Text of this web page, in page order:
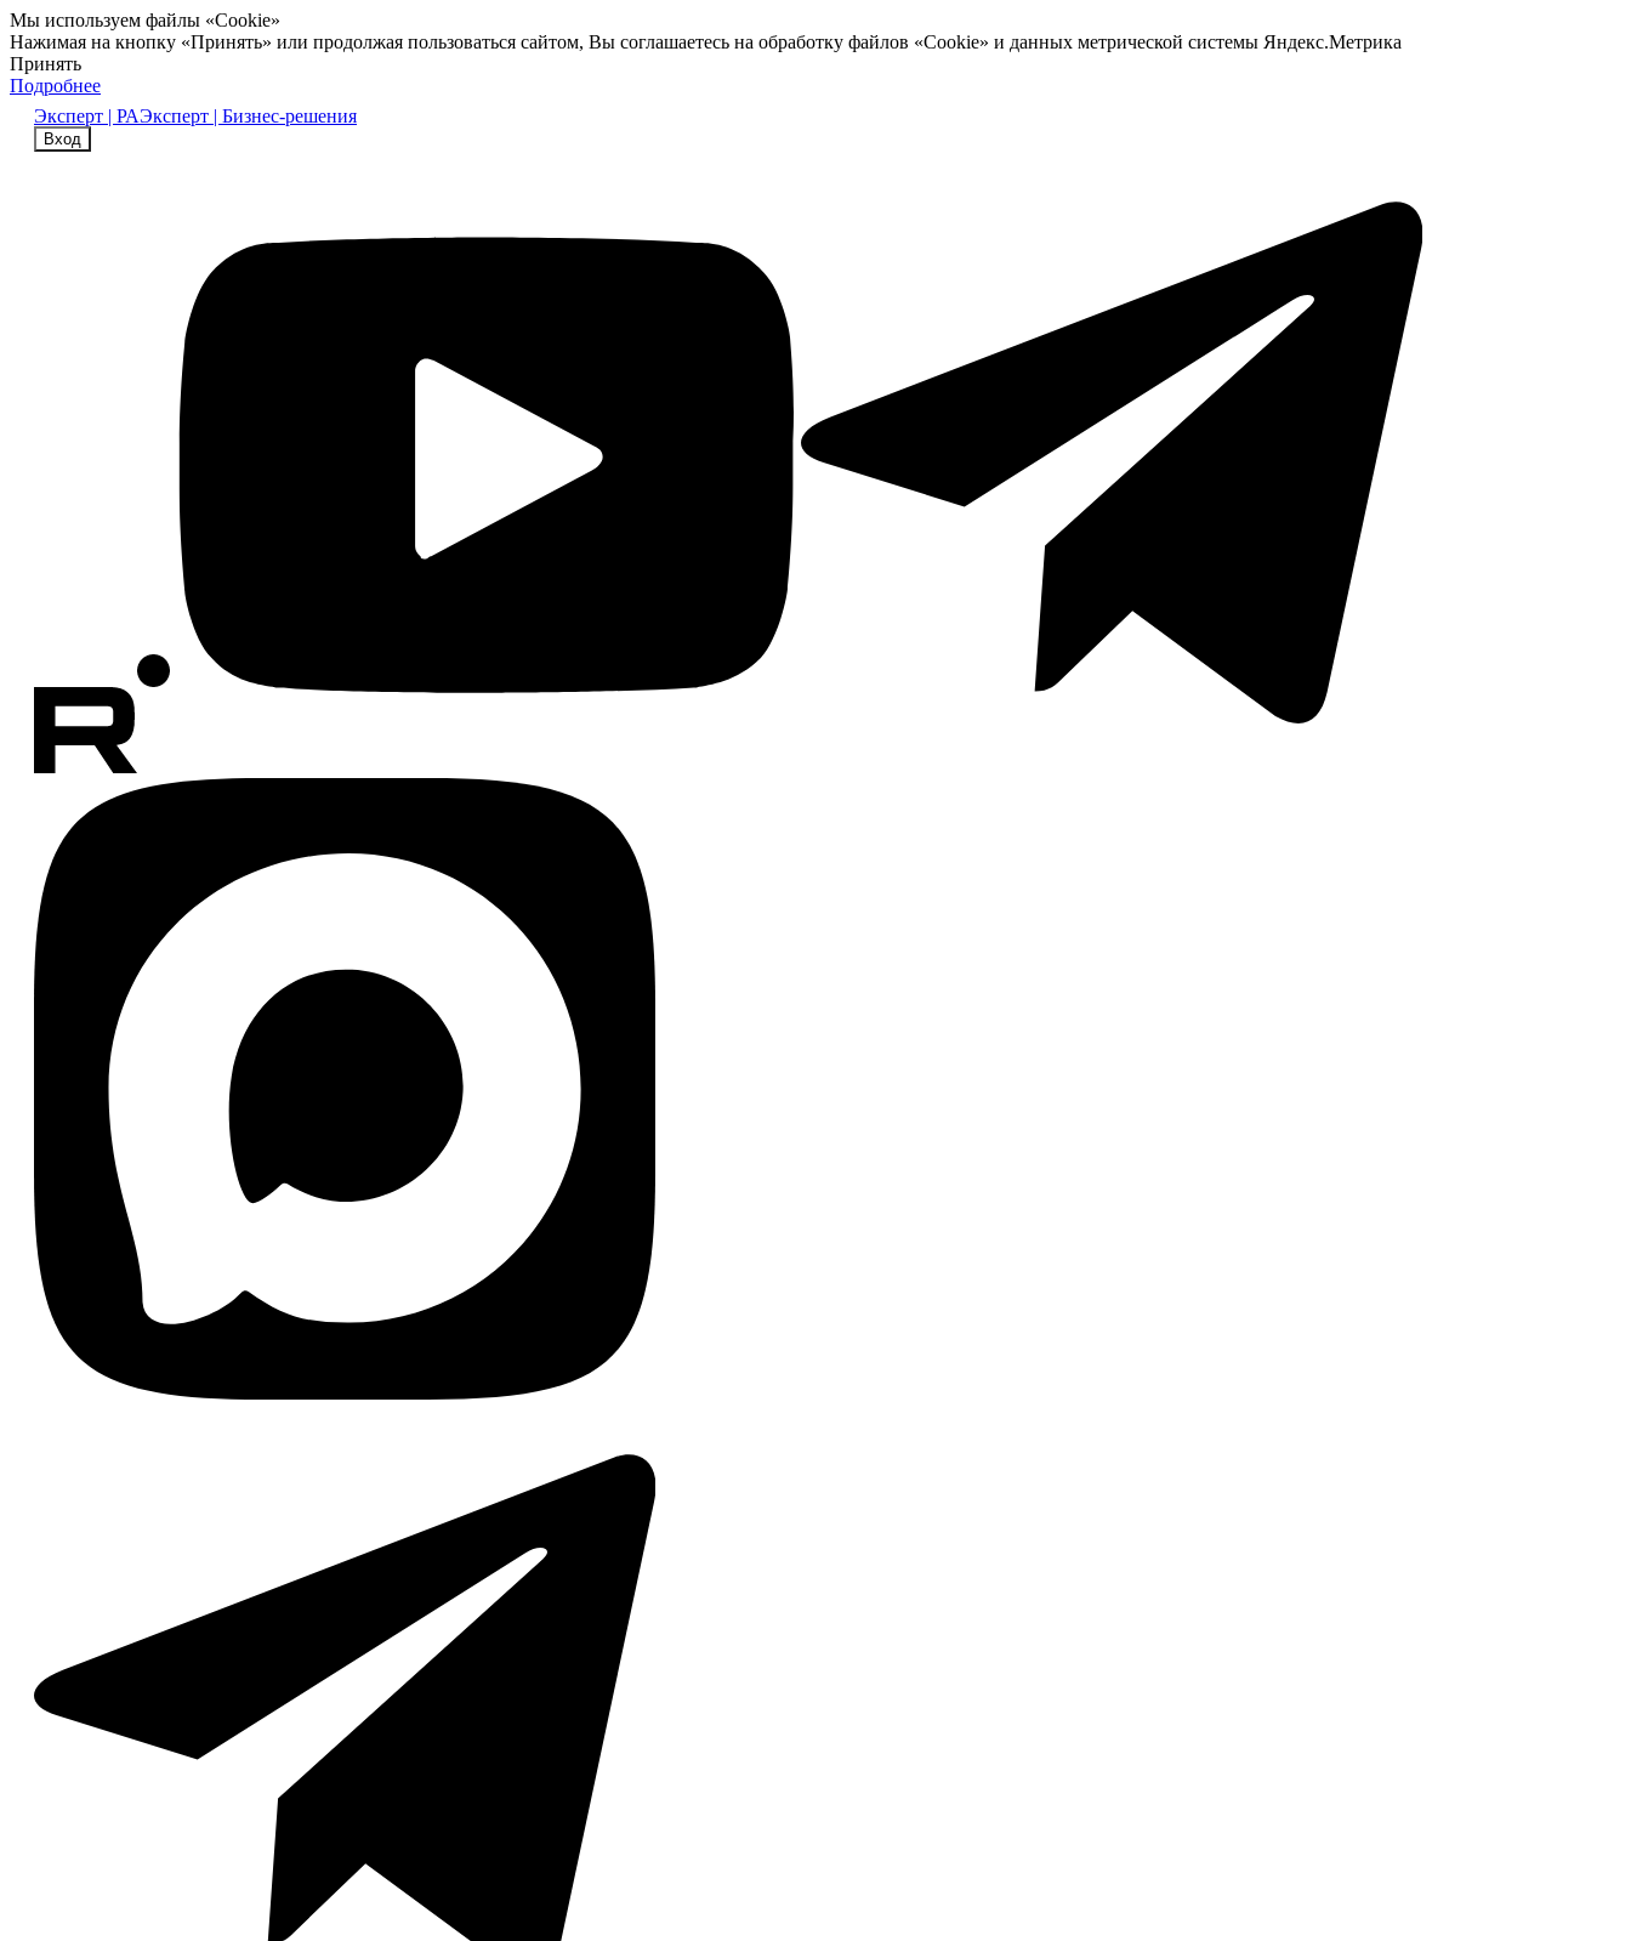
Мы используем файлы «Cookie»
Нажимая на кнопку «Принять» или продолжая пользоваться сайтом, Вы соглашаетесь на обработку файлов «Cookie» и данных метрической системы Яндекс.Метрика
Принять
Подробнее
Эксперт | РАЭксперт | Бизнес-решения
Вход